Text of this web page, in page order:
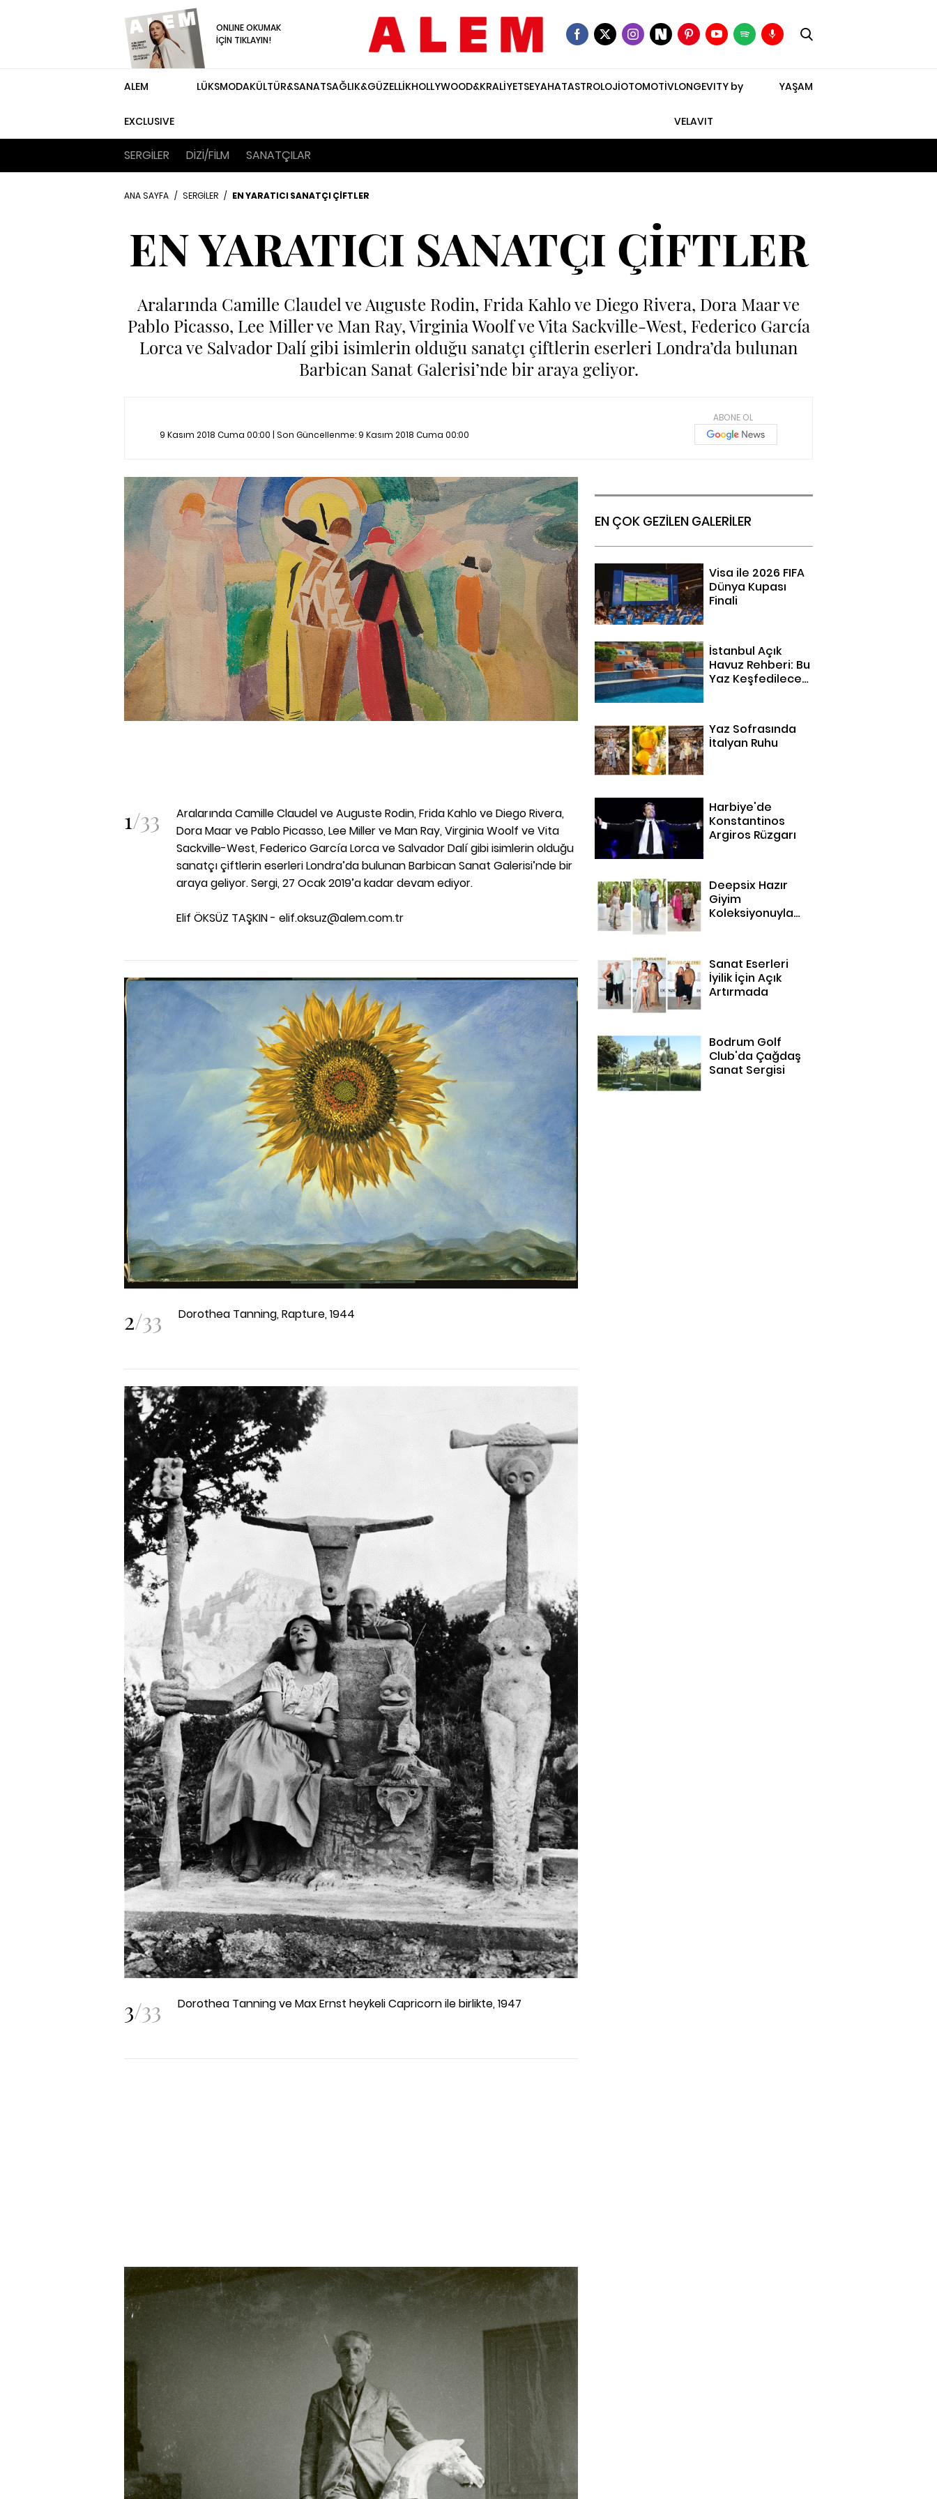
ONLINE OKUMAK
İÇİN TIKLAYIN!
ALEM
EXCLUSIVE
LÜKSMODAKÜLTÜR&SANATSAĞLIK&GÜZELLİKHOLLYWOOD&KRALİYETSEYAHATASTROLOJİOTOMOTİVLONGEVITY by
VELAVIT
YAŞAM
SERGİLER DİZİ/FİLM SANATÇILAR
ANA SAYFA / SERGİLER / EN YARATICI SANATÇI ÇİFTLER
EN YARATICI SANATÇI ÇİFTLER
Aralarında Camille Claudel ve Auguste Rodin, Frida Kahlo ve Diego Rivera, Dora Maar ve
Pablo Picasso, Lee Miller ve Man Ray, Virginia Woolf ve Vita Sackville-West, Federico García
Lorca ve Salvador Dalí gibi isimlerin olduğu sanatçı çiftlerin eserleri Londra’da bulunan
Barbican Sanat Galerisi’nde bir araya geliyor.
9 Kasım 2018 Cuma 00:00 | Son Güncellenme: 9 Kasım 2018 Cuma 00:00
ABONE OL
1/33
Aralarında Camille Claudel ve Auguste Rodin, Frida Kahlo ve Diego Rivera,
Dora Maar ve Pablo Picasso, Lee Miller ve Man Ray, Virginia Woolf ve Vita
Sackville-West, Federico García Lorca ve Salvador Dalí gibi isimlerin olduğu
sanatçı çiftlerin eserleri Londra’da bulunan Barbican Sanat Galerisi’nde bir
araya geliyor. Sergi, 27 Ocak 2019’a kadar devam ediyor.
Elif ÖKSÜZ TAŞKIN - elif.oksuz@alem.com.tr
2/33 Dorothea Tanning, Rapture, 1944
3/33 Dorothea Tanning ve Max Ernst heykeli Capricorn ile birlikte, 1947
EN ÇOK GEZİLEN GALERİLER
Visa ile 2026 FIFA
Dünya Kupası
Finali
İstanbul Açık
Havuz Rehberi: Bu
Yaz Keşfedilecek
Yaz Sofrasında
İtalyan Ruhu
Harbiye'de
Konstantinos
Argiros Rüzgarı
Deepsix Hazır
Giyim
Koleksiyonuyla
Sanat Eserleri
İyilik İçin Açık
Artırmada
Bodrum Golf
Club'da Çağdaş
Sanat Sergisi